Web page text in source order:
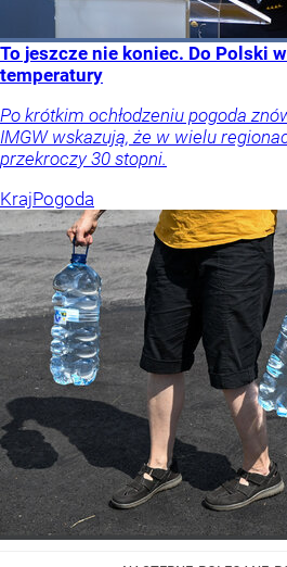
To jeszcze nie koniec. Do Polski
temperatury
Po krótkim ochłodzeniu pogoda
IMGW wskazują, że w wielu
przekroczy 30 stopni.
KrajPogoda